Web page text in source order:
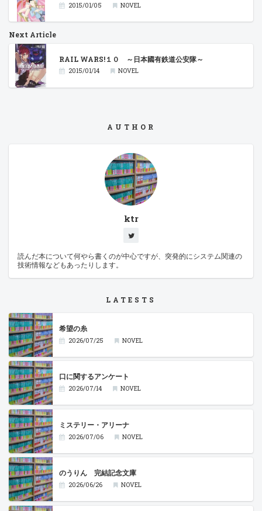
2015/01/05 NOVEL
Next Article
RAIL WARS!１０ ～日本國有鉄道公安隊～
2015/01/14 NOVEL
AUTHOR
ktr
読んだ本について何やら書くのが中心ですが、突発的にシステム関連の
技術情報などもあったりします。
LATESTS
希望の糸
2026/07/25 NOVEL
口に関するアンケート
2026/07/14 NOVEL
ミステリー・アリーナ
2026/07/06 NOVEL
のうりん 完結記念文庫
2026/06/26 NOVEL